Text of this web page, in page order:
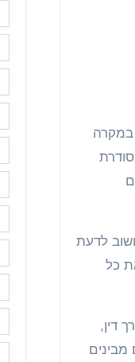
לדעת
כל
דין,